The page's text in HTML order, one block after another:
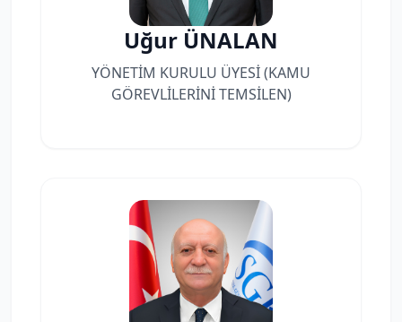
Uğur ÜNALAN
YÖNETİM KURULU ÜYESİ (KAMU
GÖREVLİLERİNİ TEMSİLEN)